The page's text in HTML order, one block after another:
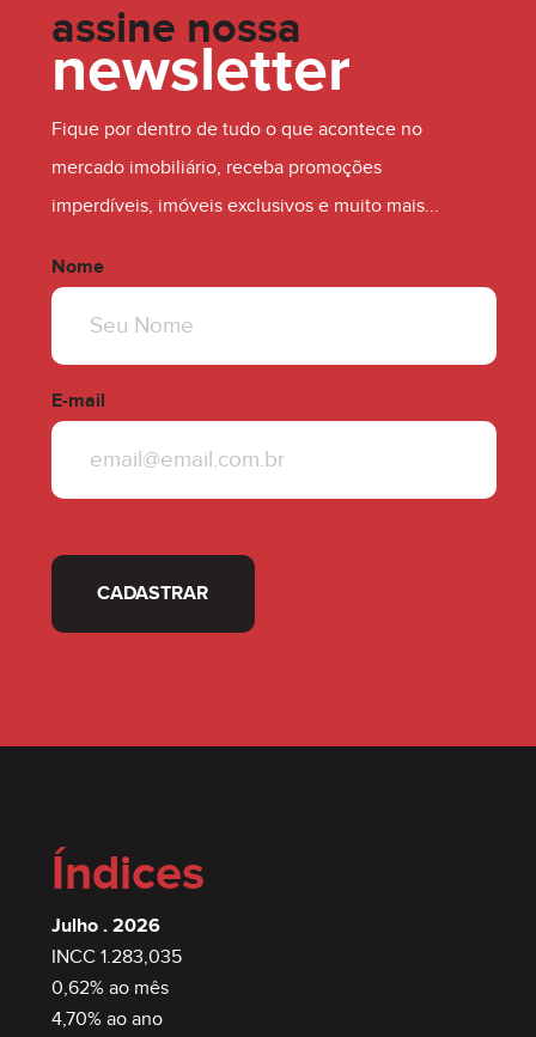
assine nossa
newsletter
Fique por dentro de tudo o que acontece no
mercado imobiliário, receba promoções
imperdíveis, imóveis exclusivos e muito mais...
Nome
E-mail
CADASTRAR
Índices
Julho . 2026
INCC 1.283,035
0,62% ao mês
4,70% ao ano